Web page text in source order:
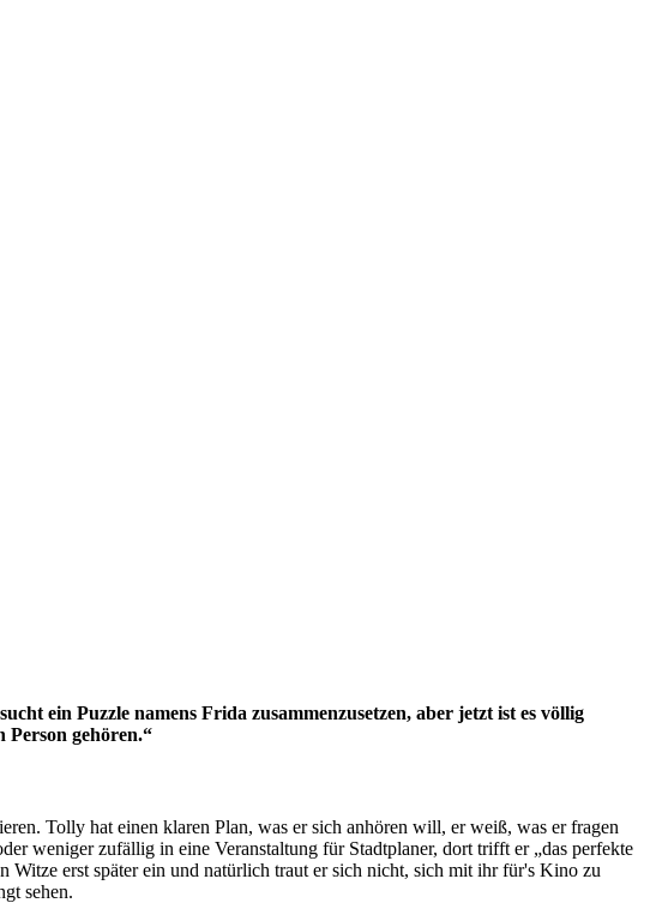
ein Puzzle namens Frida zusammenzusetzen, aber jetzt ist es völlig
Person gehören.“
Tolly hat einen klaren Plan, was er sich anhören will, er weiß, was er fragen
weniger zufällig in eine Veranstaltung für Stadtplaner, dort trifft er „das perfekte
erst später ein und natürlich traut er sich nicht, sich mit ihr für's Kino zu
sehen.